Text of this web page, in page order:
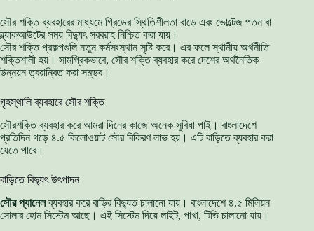
সৌর শক্তি ব্যবহারের মাধ্যমে গ্রিডের স্থিতিশীলতা বাড়ে এবং ভোল্টেজ পতন বা
ব্ল্যাকআউটের সময় বিদ্যুৎ সরবরাহ নিশ্চিত করা যায়।
সৌর শক্তি প্রকল্পগুলি নতুন কর্মসংস্থান সৃষ্টি করে। এর ফলে স্থানীয় অর্থনীতি
শক্তিশালী হয়। সামগ্রিকভাবে, সৌর শক্তি ব্যবহার করে দেশের অর্থনৈতিক
উন্নয়ন ত্বরান্বিত করা সম্ভব।
গৃহস্থালি ব্যবহারে সৌর শক্তি
সৌরশক্তি ব্যবহার করে আমরা দিনের কাজে অনেক সুবিধা পাই। বাংলাদেশে
প্রতিদিন গড়ে ৪.৫ কিলোওয়াট সৌর বিকিরণ লাভ হয়। এটি বাড়িতে ব্যবহার করা
যেতে পারে।
বাড়িতে বিদ্যুৎ উৎপাদন
সৌর প্যানেলব্যবহার করে বাড়ির বিদ্যুত চালানো যায়। বাংলাদেশে ৪.৫ মিলিয়ন
সোলার হোম সিস্টেম আছে। এই সিস্টেম দিয়ে লাইট, পাখা, টিভি চালানো যায়।